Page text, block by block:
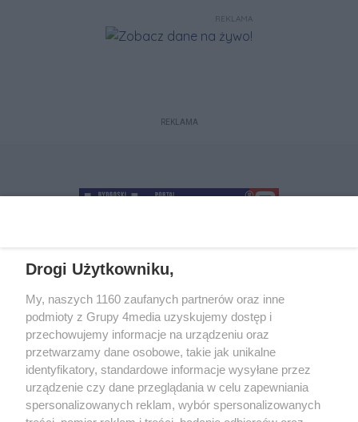
REKLAMA
REKLAMA
+48 52 5812666
O nas Reklama Regulamin
Kontakt
Wydarzenia
Ogłoszenia Katalog firm
Drogi Użytkowniku,
My, naszych 1160 zaufanych partnerów oraz inne
podmioty z Grupy 4media uzyskujemy dostęp i
przechowujemy informacje na urządzeniu oraz
przetwarzamy dane osobowe, takie jak unikalne
identyfikatory, standardowe informacje wysyłane przez
urządzenie czy dane przeglądania w celu zapewniania
spersonalizowanych reklam, wybór spersonalizowanych